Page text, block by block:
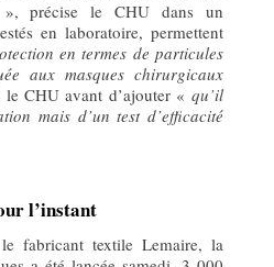
précise le CHU dans un
en laboratoire, permettent
en termes de particules
aux masques chirurgicaux
le CHU avant d’ajouter «qu’il
mais d’un test d’efficacité
l’instant